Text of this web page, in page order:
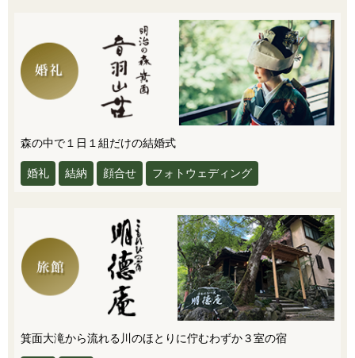
森の中で１日１組だけの結婚式
婚礼 結納 顔合せ フォトウェディング
箕面大滝から流れる川のほとりに佇むわずか３室の宿